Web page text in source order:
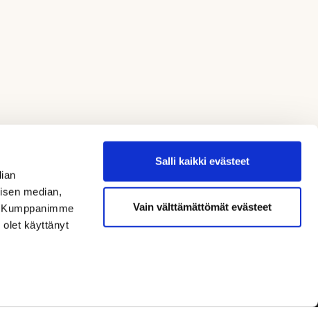
median,
olet käyttänyt
Salli kaikki evästeet
Vain välttämättömät evästeet